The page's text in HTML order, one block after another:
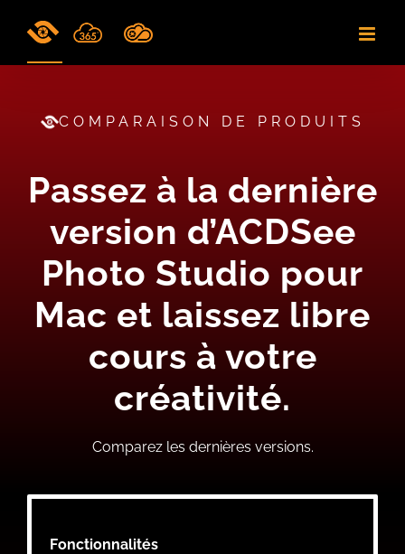
COMPARAISON DE PRODUITS
Passez à la dernière
version d’ACDSee
Photo Studio pour
Mac et laissez libre
cours à votre
créativité.
Comparez les dernières versions.
Fonctionnalités